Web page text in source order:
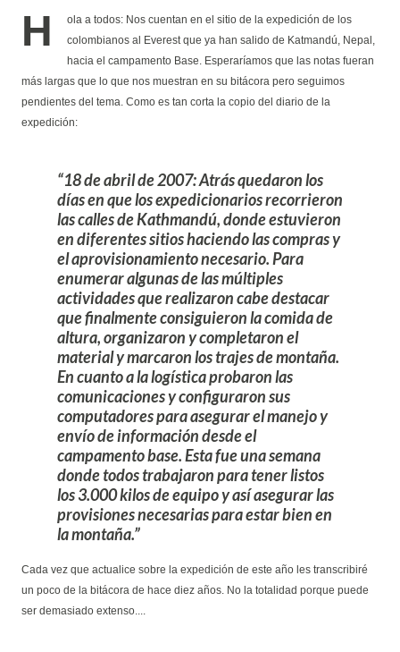
H
ola a todos: Nos cuentan en el sitio de la expedición de los
colombianos al Everest que ya han salido de Katmandú, Nepal,
hacia el campamento Base. Esperaríamos que las notas fueran
más largas que lo que nos muestran en su bitácora pero seguimos
pendientes del tema. Como es tan corta la copio del diario de la
expedición:
18 de abril de 2007: Atrás quedaron los
días en que los expedicionarios recorrieron
las calles de Kathmandú, donde estuvieron
en diferentes sitios haciendo las compras y
el aprovisionamiento necesario. Para
enumerar algunas de las múltiples
actividades que realizaron cabe destacar
que finalmente consiguieron la comida de
altura, organizaron y completaron el
material y marcaron los trajes de montaña.
En cuanto a la logística probaron las
comunicaciones y configuraron sus
computadores para asegurar el manejo y
envío de información desde el
campamento base. Esta fue una semana
donde todos trabajaron para tener listos
los 3.000 kilos de equipo y así asegurar las
provisiones necesarias para estar bien en
la montaña.
Cada vez que actualice sobre la expedición de este año les transcribiré
un poco de la bitácora de hace diez años. No la totalidad porque puede
ser demasiado extenso....